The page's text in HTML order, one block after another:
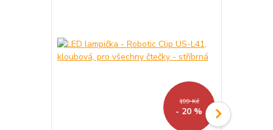
199 Kč
- 20 %